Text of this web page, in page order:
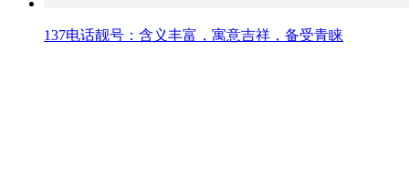
137电话靓号：含义丰富，寓意吉祥，备受青睐